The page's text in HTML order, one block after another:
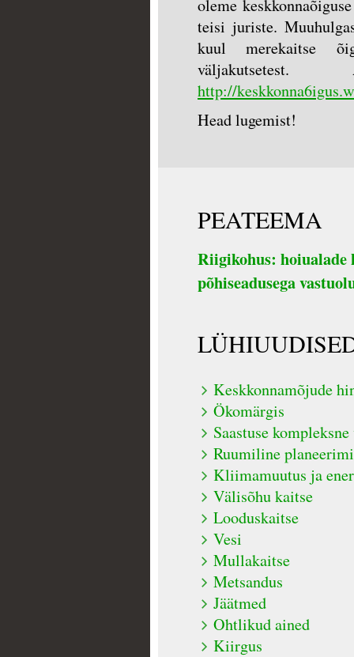
oleme
teisi juriste.
kuul merekaitse
http://
Head lugemist!
PEATEEMA
Riigikohus: hoiualade
põhiseadusega
Keskkonnamõjude
Ökomärgis
Saastuse
Ruumiline
Kliimamuutus ja
Välisõhu kaitse
Looduskaitse
Vesi
Mullakaitse
Metsandus
Jäätmed
Ohtlikud ained
Kiirgus